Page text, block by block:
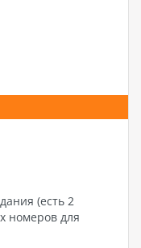
(есть 2
номеров для